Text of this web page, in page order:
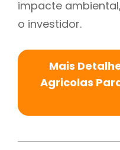
impacte
o investidor.
Mais
Agricolas